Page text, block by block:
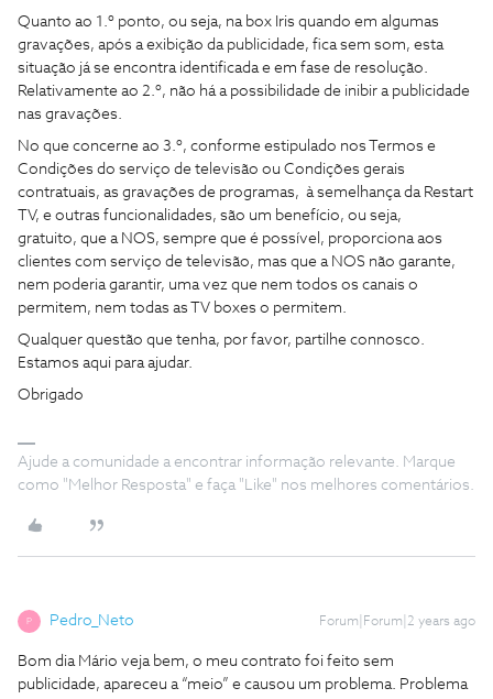
Quanto ao 1.º ponto, ou seja, na box Iris quando em algumas
gravações, após a exibição da publicidade, fica sem som, esta
situação já se encontra identificada e em fase de resolução.
Relativamente ao 2.º, não há a possibilidade de inibir a publicidade
nas gravações.
No que concerne ao 3.º, conforme estipulado nos Termos e
Condições do serviço de televisão ou Condições gerais
contratuais, as gravações de programas, à semelhança da Restart
TV, e outras funcionalidades, são um benefício, ou seja,
gratuito, que a NOS, sempre que é possível, proporciona aos
clientes com serviço de televisão, mas que a NOS não garante,
nem poderia garantir, uma vez que nem todos os canais o
permitem, nem todas as TV boxes o permitem.
Qualquer questão que tenha, por favor, partilhe connosco.
Estamos aqui para ajudar.
Obrigado
Ajude a comunidade a encontrar informação relevante. Marque
como "Melhor Resposta" e faça "Like" nos melhores comentários.
P Pedro_Neto Forum|Forum|2 years ago
Bom dia Mário veja bem, o meu contrato foi feito sem
publicidade, apareceu a “meio” e causou um problema. Problema